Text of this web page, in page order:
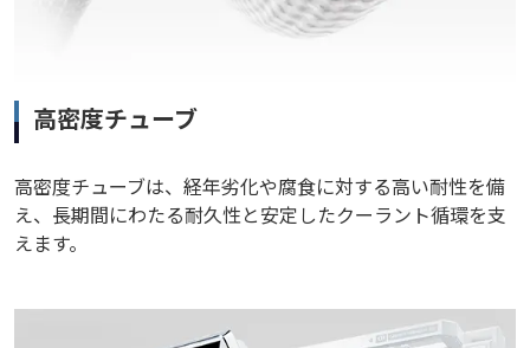
高密度チューブ
高密度チューブは、経年劣化や腐食に対する高い耐性を備
え、長期間にわたる耐久性と安定したクーラント循環を支
えます。